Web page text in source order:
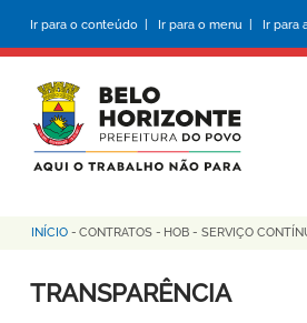
conteúdo
principal
Ir para o conteúdo | Ir para o menu | Ir para
Trilha
de
INÍCIO - CONTRATOS - HOB - SERVIÇO
TRANSPARÊNCIA